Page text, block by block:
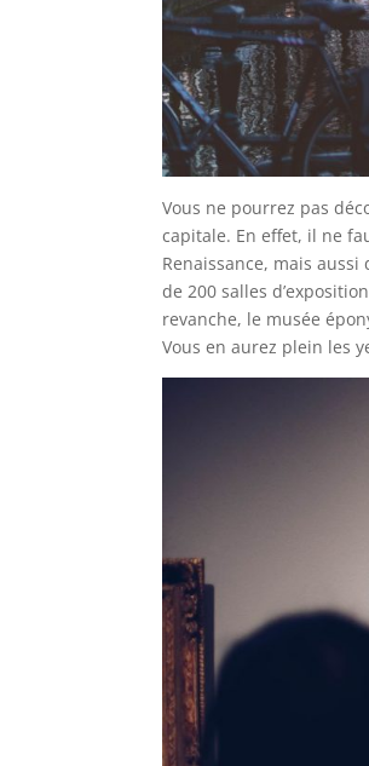
Vous ne pourrez pas
capitale. En effet, il ne
Renaissance, mais aussi
de 200 salles
revanche, le musée
Vous en aurez plein les